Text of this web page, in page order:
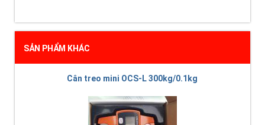
SẢN PHẨM KHÁC
Cân treo mini OCS-L 300kg/0.1kg